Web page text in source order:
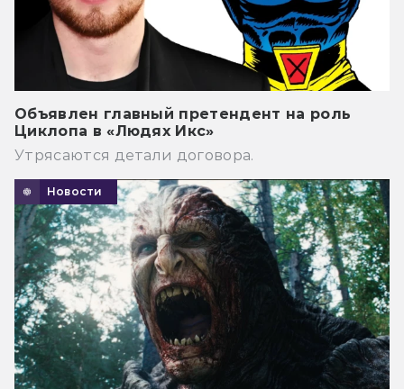
Объявлен главный претендент на роль
Циклопа в «Людях Икс»
Утрясаются детали договора.
Новости